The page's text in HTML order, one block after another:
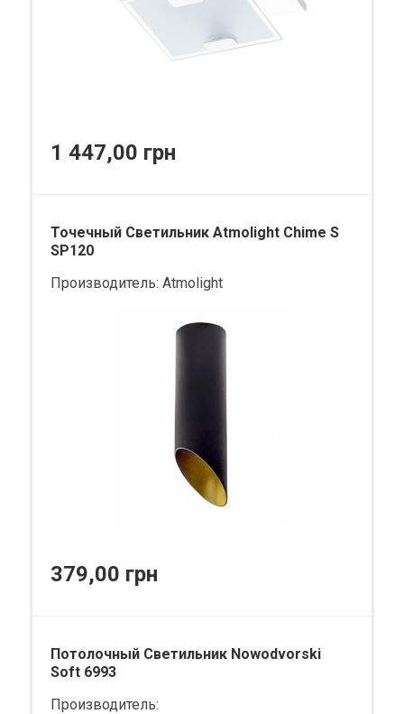
1 447,00 грн
Точечный Светильник Atmolight Chime S
SP120
Производитель: Atmolight
379,00 грн
Потолочный Светильник Nowodvorski
Soft 6993
Производитель: